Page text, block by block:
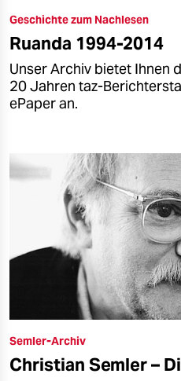
Geschichte zum Nachlesen
Ruanda 1994-2014
Unser Archiv bietet Ihnen
20 Jahren taz-
ePaper an.
Semler-Archiv
Christian Semler –